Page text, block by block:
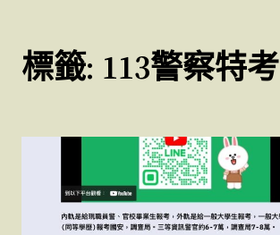
標籤: 113警察特考